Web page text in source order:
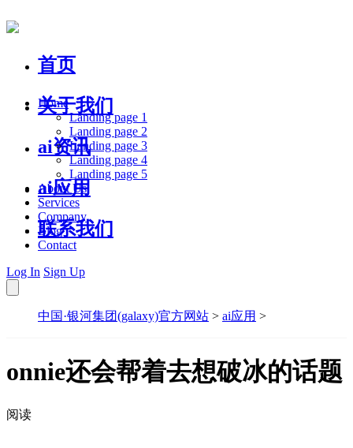
首页
关于我们
ai资讯
ai应用
联系我们
Home
Landing page 1
Landing page 2
Landing page 3
Landing page 4
Landing page 5
About Us
Services
Company
Blog
Contact
Log In Sign Up
中国·银河集团(galaxy)官方网站 > ai应用 >
onnie还会帮着去想破冰的话题
阅读